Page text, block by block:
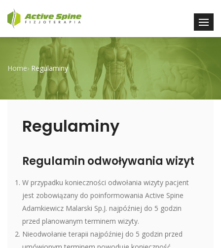
Home› Regulaminy
Regulaminy
Regulamin odwoływania wizyt
W przypadku konieczności odwołania wizyty pacjent
jest zobowiązany do poinformowania Active Spine
Adamkiewicz Malarski Sp.J. najpóźniej do 5 godzin
przed planowanym terminem wizyty.
Nieodwołanie terapii najpóźniej do 5 godzin przed